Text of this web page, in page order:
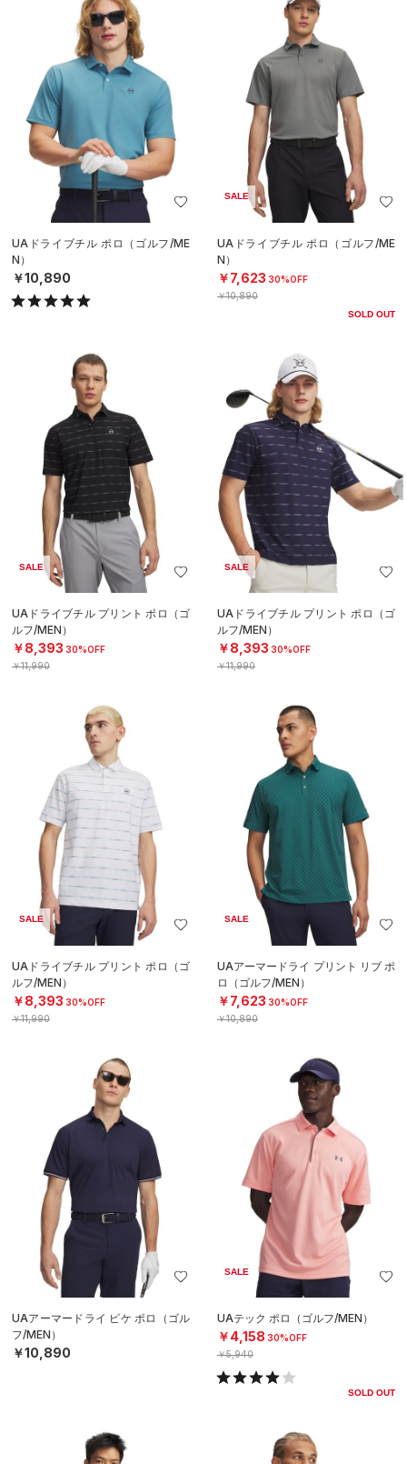
UAドライブチル ポロ（ゴルフ/ME
N）
￥10,890
SALE
UAドライブチル ポロ（ゴルフ/ME
N）
￥7,623 30%OFF
￥10,890
SOLD OUT
SALE
UAドライブチル プリント ポロ（ゴ
ルフ/MEN）
￥8,393 30%OFF
￥11,990
SALE
UAドライブチル プリント ポロ（ゴ
ルフ/MEN）
￥8,393 30%OFF
￥11,990
SALE
UAドライブチル プリント ポロ（ゴ
ルフ/MEN）
￥8,393 30%OFF
￥11,990
SALE
UAアーマードライ プリント リブ ポ
ロ（ゴルフ/MEN）
￥7,623 30%OFF
￥10,890
UAアーマードライ ピケ ポロ（ゴル
フ/MEN）
￥10,890
SALE
UAテック ポロ（ゴルフ/MEN）
￥4,158 30%OFF
￥5,940
SOLD OUT